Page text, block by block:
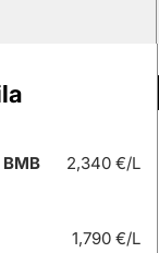
2,340 €/L
1,790 €/L